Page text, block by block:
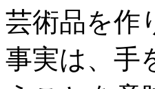
芸術品を作
事実は、手